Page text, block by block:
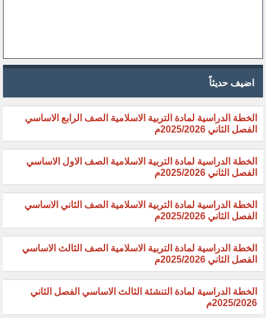
اضيف حديثاً
الخطة الدراسية لمادة التربية الاسلامية الصف الرابع الاساسي
الفصل الثاني 2025/2026م
الخطة الدراسية لمادة التربية الاسلامية الصف الاول الاساسي
الفصل الثاني 2025/2026م
الخطة الدراسية لمادة التربية الاسلامية الصف الثاني الاساسي
الفصل الثاني 2025/2026م
الخطة الدراسية لمادة التربية الاسلامية الصف الثالث الاساسي
الفصل الثاني 2025/2026م
الخطة الدراسية لمادة التنشئة الثالث الاساسي الفصل الثاني
2025/2026م